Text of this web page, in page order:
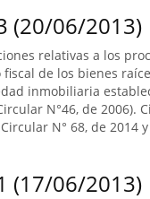
(20/06/2013)
relativas a los
de los bienes
inmobiliaria
N°46, de 2006).
N° 68, de 2014
(17/06/2013)